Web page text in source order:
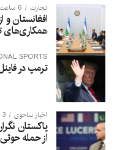
تجارت 6 ساعت ago
افغانستان
همکاری‌های
SPORTS
ترمپ در
اخبار ساحوی 3 هفته ago
پاکستان
از حمله